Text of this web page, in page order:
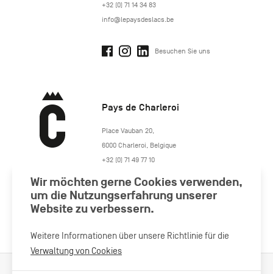
+32 (0) 71 14 34 83
info@lepaysdeslacs.be
Besuchen Sie uns
Pays de Charleroi
https://www.paysdecharleroi.be/
Place Vauban 20,
6000 Charleroi, Belgique
+32 (0) 71 49 77 10
Besuchen Sie uns
Wir möchten gerne Cookies verwenden,
um die Nutzungserfahrung unserer
Website zu verbessern.
Weitere Informationen über unsere Richtlinie für die
Verwaltung von Cookies